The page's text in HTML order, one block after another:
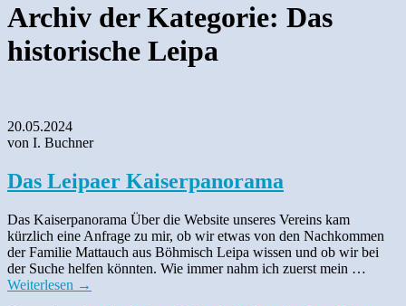
Archiv der Kategorie: Das
historische Leipa
20.05.2024
von I. Buchner
Das Leipaer Kaiserpanorama
Das Kaiserpanorama Über die Website unseres Vereins kam
kürzlich eine Anfrage zu mir, ob wir etwas von den Nachkommen
der Familie Mattauch aus Böhmisch Leipa wissen und ob wir bei
der Suche helfen könnten. Wie immer nahm ich zuerst mein …
Weiterlesen →